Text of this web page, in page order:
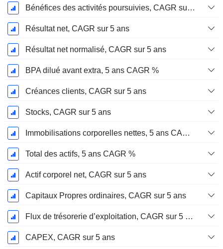
Bénéfices des activités poursuivies, CAGR sur 5 ans
Résultat net, CAGR sur 5 ans
Résultat net normalisé, CAGR sur 5 ans
BPA dilué avant extra, 5 ans CAGR %
Créances clients, CAGR sur 5 ans
Stocks, CAGR sur 5 ans
Immobilisations corporelles nettes, 5 ans CAGR %
Total des actifs, 5 ans CAGR %
Actif corporel net, CAGR sur 5 ans
Capitaux Propres ordinaires, CAGR sur 5 ans
Flux de trésorerie d’exploitation, CAGR sur 5 ans
CAPEX, CAGR sur 5 ans